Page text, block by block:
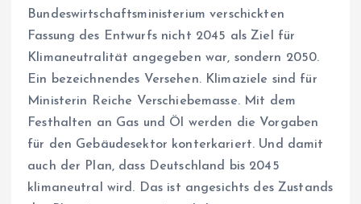
Bundeswirtschaftsministerium verschickten
Fassung des Entwurfs nicht 2045 als Ziel für
Klimaneutralität angegeben war, sondern 2050.
Ein bezeichnendes Versehen. Klimaziele sind für
Ministerin Reiche Verschiebemasse. Mit dem
Festhalten an Gas und Öl werden die Vorgaben
für den Gebäudesektor konterkariert. Und damit
auch der Plan, dass Deutschland bis 2045
klimaneutral wird. Das ist angesichts des Zustands